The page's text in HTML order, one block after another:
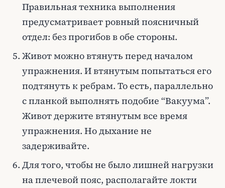
Правильная техника выполнения
предусматривает ровный поясничный
отдел: без прогибов в обе стороны.
Живот можно втянуть перед началом
упражнения. И втянутым попытаться его
подтянуть к ребрам. То есть, параллельно
с планкой выполнять подобие “Вакуума”.
Живот держите втянутым все время
упражнения. Но дыхание не
задерживайте.
Для того, чтобы не было лишней нагрузки
на плечевой пояс, располагайте локти